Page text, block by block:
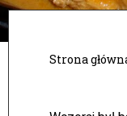
Strona